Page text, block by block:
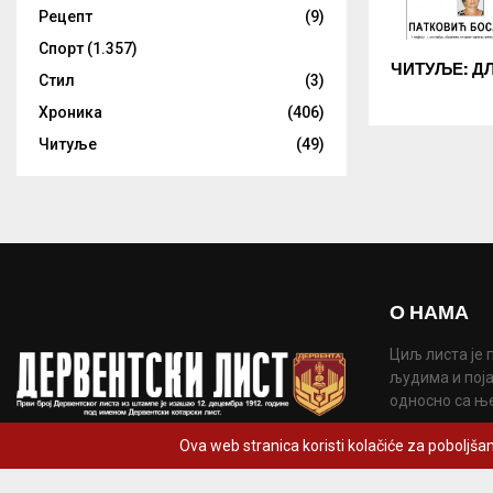
ЧИТУЉЕ: ДЛ
Рецепт
(9)
Спорт (1.357)
Стил
(3)
Хроника
(406)
Читуље
(49)
О НАМА
Циљ листа је
људима и
односно са
Контакт:
Ova web stranica koristi kolačiće za